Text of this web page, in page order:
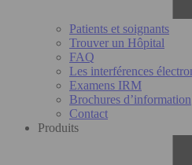
Patients et soignants
Trouver un Hôpital
FAQ
Les interférences
Examens IRM
Brochures d’information
Contact
Produits